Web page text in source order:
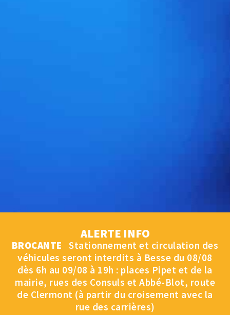
ALERTE INFO
BROCANTE Stationnement et circulation des
véhicules seront interdits à Besse du 08/08
dès 6h au 09/08 à 19h : places Pipet et de la
mairie, rues des Consuls et Abbé-Blot, route
de Clermont (à partir du croisement avec la
rue des carrières)